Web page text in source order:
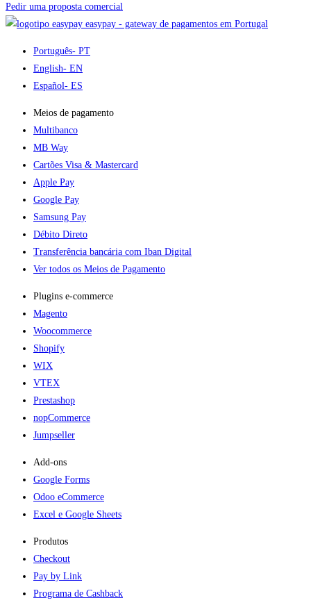
Pedir uma proposta comercial
easypay - gateway de pagamentos em Portugal
Português- PT
English- EN
Español- ES
Meios de pagamento
Multibanco
MB Way
Cartões Visa & Mastercard
Apple Pay
Google Pay
Samsung Pay
Débito Direto
Transferência bancária com Iban Digital
Ver todos os Meios de Pagamento
Plugins e-commerce​
Magento
Woocommerce
Shopify
WIX
VTEX
Prestashop
nopCommerce
Jumpseller
Add-ons​
Google Forms
Odoo eCommerce
Excel e Google Sheets
Produtos
Checkout
Pay by Link
Programa de Cashback